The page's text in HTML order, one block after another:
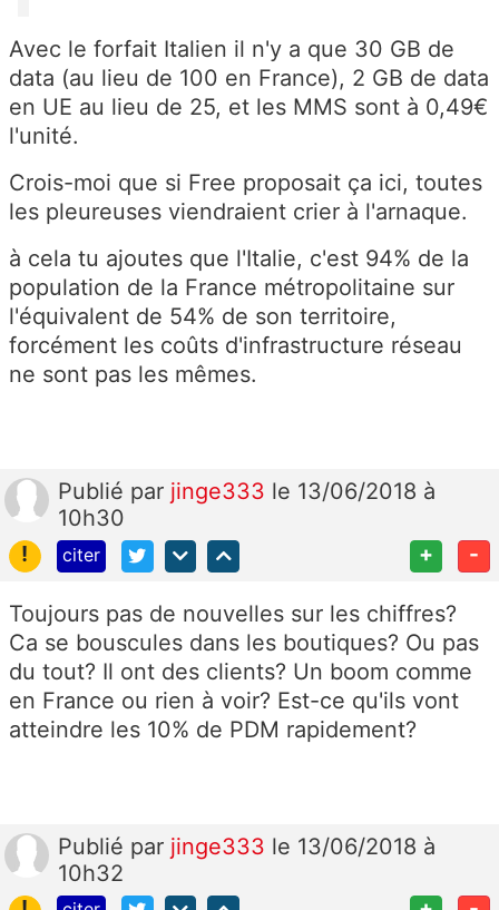
Avec le forfait Italien il n'y a que 30 GB de
data (au lieu de 100 en France), 2 GB de data
en UE au lieu de 25, et les MMS sont à 0,49€
l'unité.
Crois-moi que si Free proposait ça ici, toutes
les pleureuses viendraient crier à l'arnaque.
à cela tu ajoutes que l'Italie, c'est 94% de la
population de la France métropolitaine sur
l'équivalent de 54% de son territoire,
forcément les coûts d'infrastructure réseau
ne sont pas les mêmes.
Publié par jinge333 le 13/06/2018 à
10h30
!
citer + -
Toujours pas de nouvelles sur les chiffres?
Ca se bouscules dans les boutiques? Ou pas
du tout? Il ont des clients? Un boom comme
en France ou rien à voir? Est-ce qu'ils vont
atteindre les 10% de PDM rapidement?
Publié par jinge333 le 13/06/2018 à
10h32